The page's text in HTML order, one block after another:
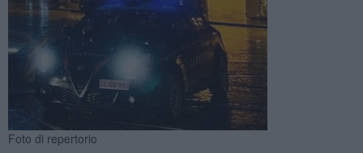
Foto di repertorio